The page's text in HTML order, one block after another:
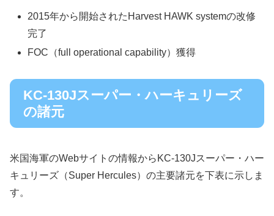
2015年から開始されたHarvest HAWK systemの改修
完了
FOC（full operational capability）獲得
KC-130Jスーパー・ハーキュリーズ
の諸元
米国海軍のWebサイトの情報からKC-130Jスーパー・ハー
キュリーズ（Super Hercules）の主要諸元を下表に示しま
す。